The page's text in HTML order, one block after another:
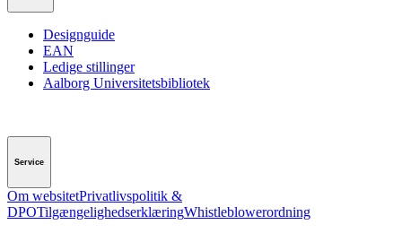
Designguide
EAN
Ledige stillinger
Aalborg Universitetsbibliotek
Service
Om websitetPrivatlivspolitik &
DPOTilgængelighedserklæringWhistleblowerordning